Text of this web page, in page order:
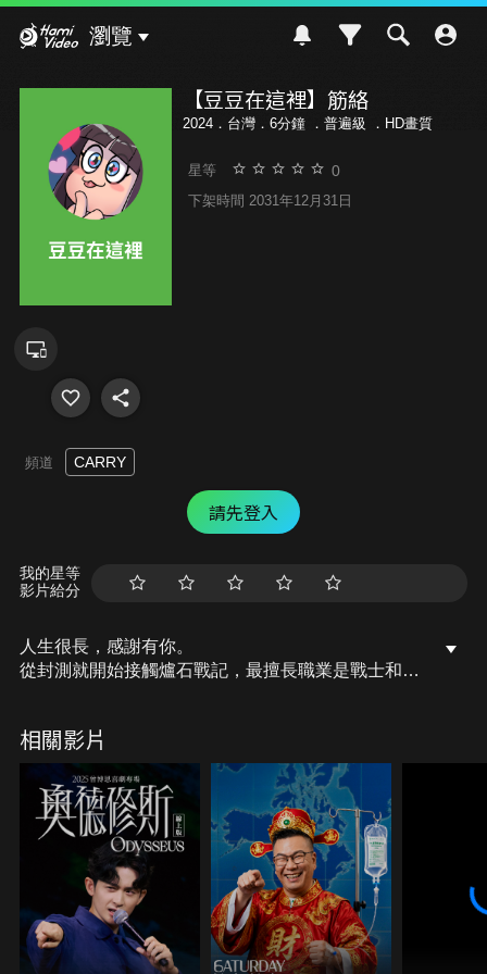
瀏覽
【豆豆在這裡】筋絡
2024．台灣．6分鐘 ． 普遍級 ．HD畫質
星等 0
下架時間 2031年12月31日
頻道 CARRY
請先登入
我的星等
影片給分
人生很長，感謝有你。
從封測就開始接觸爐石戰記，最擅長職業是戰士和牧
醒。
從陰暗幽霾的蛇界森林甦醒吧， 趁此良機，莫再猶
豫，恭請蛇界至尊雙飛寶典！
OSkomodo 還不一起加入蛇教跟著教主一起前進!
相關影片